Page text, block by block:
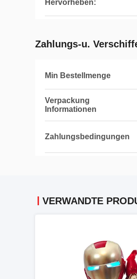
Hervorheben:
Zahlungs-u.
Min Bestellmenge
Verpackung
Informationen
Zahlungsbedingungen